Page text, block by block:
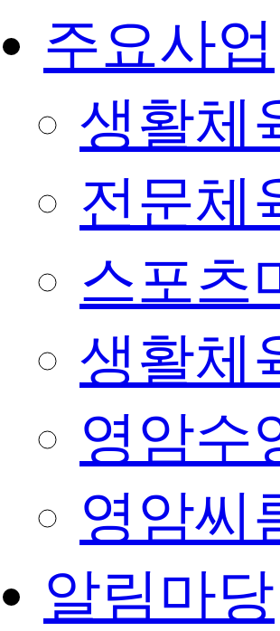
주요사업
생활체
전문체
스포츠
생활체
영암수
영암씨
알림마당